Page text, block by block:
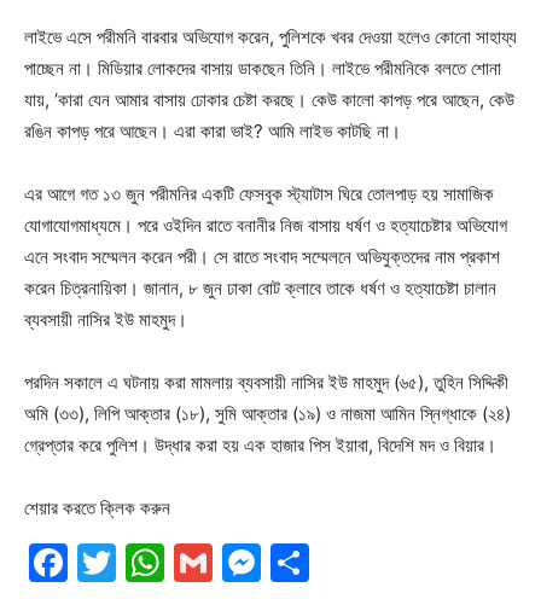
লাইভে এসে পরীমনি বারবার অভিযোগ করেন, পুলিশকে খবর দেওয়া হলেও কোনো সাহায্য
পাচ্ছেন না। মিডিয়ার লোকদের বাসায় ডাকছেন তিনি। লাইভে পরীমনিকে বলতে শোনা
যায়, ‘কারা যেন আমার বাসায় ঢোকার চেষ্টা করছে। কেউ কালো কাপড় পরে আছেন, কেউ
রঙিন কাপড় পরে আছেন। এরা কারা ভাই? আমি লাইভ কাটছি না।
এর আগে গত ১৩ জুন পরীমনির একটি ফেসবুক স্ট্যাটাস ঘিরে তোলপাড় হয় সামাজিক
যোগাযোগমাধ্যমে। পরে ওইদিন রাতে বনানীর নিজ বাসায় ধর্ষণ ও হত্যাচেষ্টার অভিযোগ
এনে সংবাদ সম্মেলন করেন পরী। সে রাতে সংবাদ সম্মেলনে অভিযুক্তদের নাম প্রকাশ
করেন চিত্রনায়িকা। জানান, ৮ জুন ঢাকা বোট ক্লাবে তাকে ধর্ষণ ও হত্যাচেষ্টা চালান
ব্যবসায়ী নাসির ইউ মাহমুদ।
পরদিন সকালে এ ঘটনায় করা মামলায় ব্যবসায়ী নাসির ইউ মাহমুদ (৬৫), তুহিন সিদ্দিকী
অমি (৩৩), লিপি আক্তার (১৮), সুমি আক্তার (১৯) ও নাজমা আমিন স্নিগ্ধাকে (২৪)
গ্রেপ্তার করে পুলিশ। উদ্ধার করা হয় এক হাজার পিস ইয়াবা, বিদেশি মদ ও বিয়ার।
শেয়ার করতে ক্লিক করুন
Facebook
Twitter
WhatsApp
GmailMessenger